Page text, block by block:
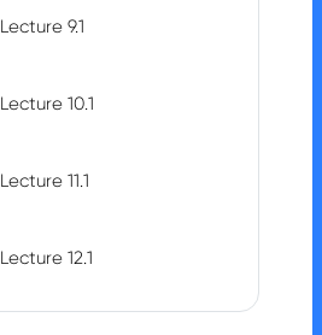
Lecture 9.1
Lecture 10.1
Lecture 11.1
Lecture 12.1